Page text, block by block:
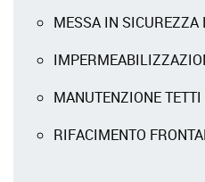
MESSA IN SICUREZZA
MANUTENZIONE
RIFACIMENTO